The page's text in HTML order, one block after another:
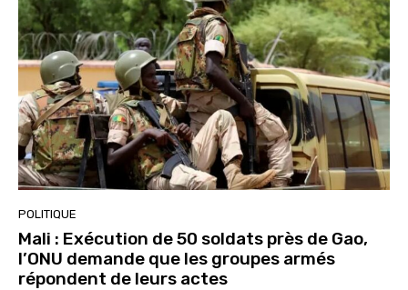
POLITIQUE
Mali : Exécution de 50 soldats près de Gao,
l’ONU demande que les groupes armés
répondent de leurs actes